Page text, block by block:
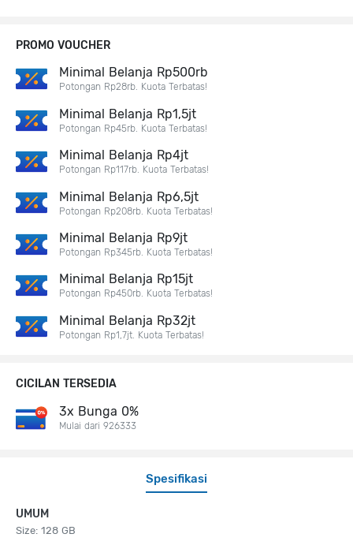
Spesifikasi
UMUM
Size: 128 GB
PROMO VOUCHER
Minimal Belanja Rp500rb
Potongan Rp28rb. Kuota Terbatas!
Minimal Belanja Rp1,5jt
Potongan Rp45rb. Kuota Terbatas!
Minimal Belanja Rp4jt
Potongan Rp117rb. Kuota Terbatas!
Minimal Belanja Rp6,5jt
Potongan Rp208rb. Kuota Terbatas!
Minimal Belanja Rp9jt
Potongan Rp345rb. Kuota Terbatas!
Minimal Belanja Rp15jt
Potongan Rp450rb. Kuota Terbatas!
Minimal Belanja Rp32jt
Potongan Rp1,7jt. Kuota Terbatas!
CICILAN TERSEDIA
3x Bunga 0%
Mulai dari 926333